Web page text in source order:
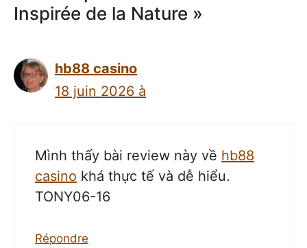
Inspirée de la Nature »
hb88 casino
18 juin 2026 à
Mình thấy bài review này về hb88
casino khá thực tế và dễ hiểu.
TONY06-16
Répondre